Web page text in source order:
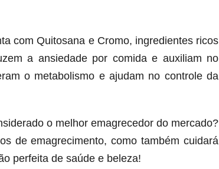
com Quitosana e Cromo, ingredientes ricos
a ansiedade por comida e auxiliam no
o metabolismo e ajudam no controle da
o melhor emagrecedor do mercado?
de emagrecimento, como também cuidará
perfeita de saúde e beleza!